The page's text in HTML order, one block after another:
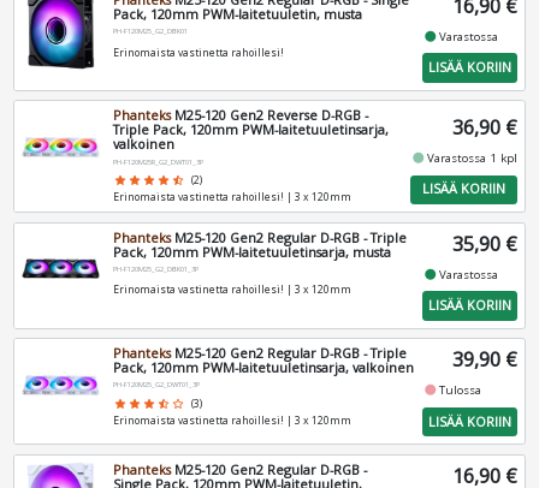
Pack, 120mm PWM-laitetuuletin, musta
PH-F120M25_G2_DBK01
Erinomaista vastinetta rahoillesi!
16,90 €
fiber_manual_recordVarastossa
LISÄÄ KORIIN
PhanteksM25-120 Gen2 Reverse D-RGB -
Triple Pack, 120mm PWM-laitetuuletinsarja,
valkoinen
PH-F120M25R_G2_DWT01_3P
star star star star star_half (2)
Erinomaista vastinetta rahoillesi! | 3 x 120mm
36,90 €
fiber_manual_recordVarastossa 1 kpl
LISÄÄ KORIIN
PhanteksM25-120 Gen2 Regular D-RGB - Triple
Pack, 120mm PWM-laitetuuletinsarja, musta
PH-F120M25_G2_DBK01_3P
Erinomaista vastinetta rahoillesi! | 3 x 120mm
35,90 €
fiber_manual_recordVarastossa
LISÄÄ KORIIN
PhanteksM25-120 Gen2 Regular D-RGB - Triple
Pack, 120mm PWM-laitetuuletinsarja, valkoinen
PH-F120M25_G2_DWT01_3P
star star star star_half star_border (3)
Erinomaista vastinetta rahoillesi! | 3 x 120mm
39,90 €
fiber_manual_recordTulossa
LISÄÄ KORIIN
PhanteksM25-120 Gen2 Regular D-RGB -
Single Pack, 120mm PWM-laitetuuletin,
16,90 €